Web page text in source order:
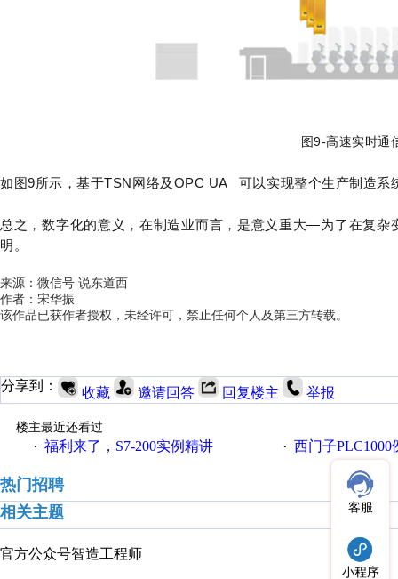
图9-高速实时通
如图9所示，基于TSN网络及 OPC UA 可以实现整个生产制造系
总之，数字化的意义，在制造业而言，是意义重大—为了在复
明。
来源：微信号 说东道西
作者：宋华振
该作品已获作者授权，未经许可，禁止任何个人及第三方转载。
分享到： 收藏 邀请回答 回复楼主 举报
楼主最近还看过
· 福利来了，S7-200实例精讲 · 西门子PLC1000
热门招聘
相关主题
官方公众号智造工程师
客服
小程序